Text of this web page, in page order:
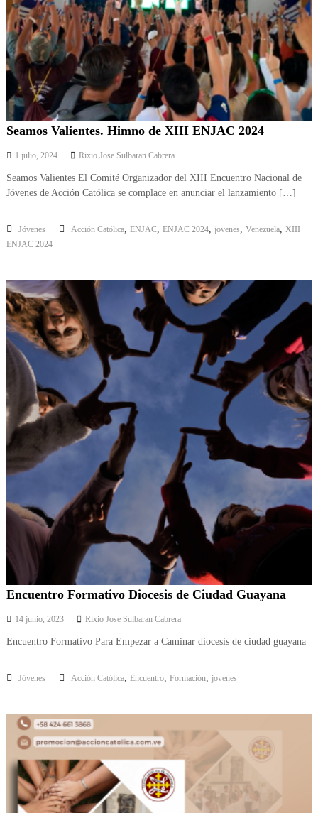
n
e
z
u
e
l
a
Seamos Valientes. Himno de XIII ENJAC 2024
1 julio, 2024 Rixio Jose Sulbaran Cabrera
Seamos Valientes El Comité Organizador del XIII Encuentro Nacional de
Jóvenes de Acción Católica se complace en anunciar el lanzamiento […]
Jóvenes Acción Católica, ENJAC, ENJAC 2024, jovenes, Venezuela, XIII
ENJAC 2024
Encuentro Formativo Diocesis de Ciudad Guayana
14 junio, 2023 Rixio Jose Sulbaran Cabrera
Encuentro Formativo Para Empezar a Caminar diocesis de ciudad guayana
Jóvenes Acción Católica, Encuentro, Formación, jovenes